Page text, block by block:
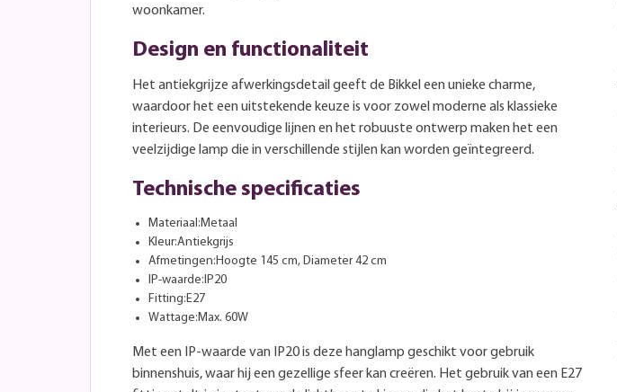
woonkamer.
Design en functionaliteit
Het antiekgrijze afwerkingsdetail geeft de Bikkel een unieke charme,
waardoor het een uitstekende keuze is voor zowel moderne als klassieke
interieurs. De eenvoudige lijnen en het robuuste ontwerp maken het een
veelzijdige lamp die in verschillende stijlen kan worden geïntegreerd.
Technische specificaties
Materiaal:Metaal
Kleur:Antiekgrijs
Afmetingen:Hoogte 145 cm, Diameter 42 cm
IP-waarde:IP20
Fitting:E27
Wattage:Max. 60W
Met een IP-waarde van IP20 is deze hanglamp geschikt voor gebruik
binnenshuis, waar hij een gezellige sfeer kan creëren. Het gebruik van een E27